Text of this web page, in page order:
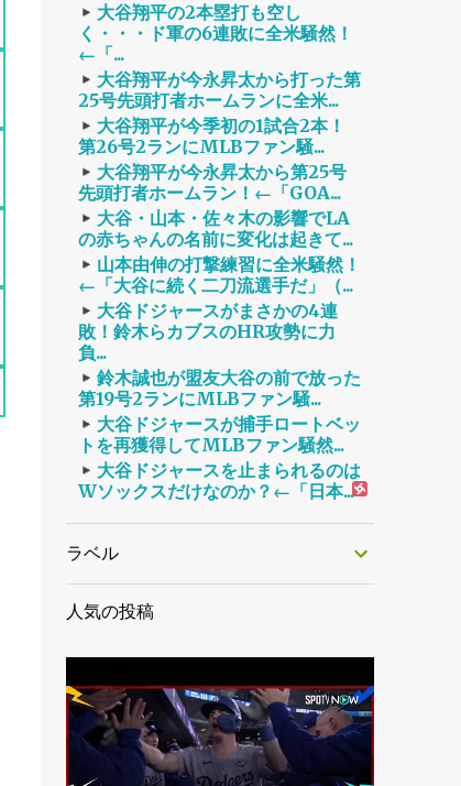
大谷翔平の2本塁打も空し
く・・・ド軍の6連敗に全米騒然！
←「...
大谷翔平が今永昇太から打った第
25号先頭打者ホームランに全米...
大谷翔平が今季初の1試合2本！
第26号2ランにMLBファン騒...
大谷翔平が今永昇太から第25号
先頭打者ホームラン！←「GOA...
大谷・山本・佐々木の影響でLA
の赤ちゃんの名前に変化は起きて...
山本由伸の打撃練習に全米騒然！
←「大谷に続く二刀流選手だ」（...
大谷ドジャースがまさかの4連
敗！鈴木らカブスのHR攻勢に力
負...
鈴木誠也が盟友大谷の前で放った
第19号2ランにMLBファン騒...
大谷ドジャースが捕手ロートベッ
トを再獲得してMLBファン騒然...
大谷ドジャースを止まられるのは
Wソックスだけなのか？←「日本...
ラベル
人気の投稿